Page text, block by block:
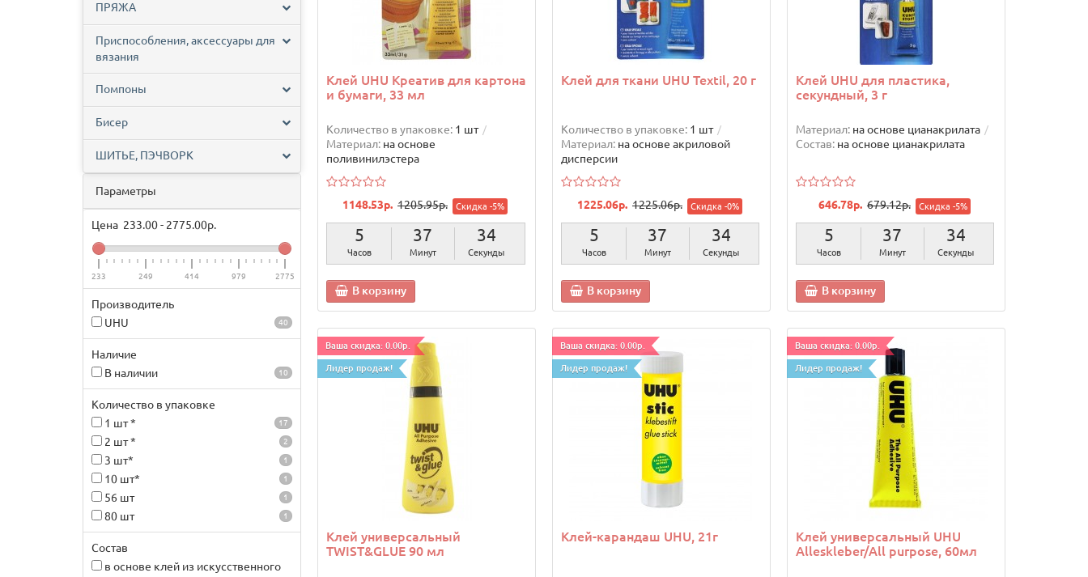
ПРЯЖА
Приспособления, аксессуары для
вязания
Помпоны
Бисер
ШИТЬЕ, ПЭЧВОРК
Параметры
Цена 233.00- 2775.00р.
233 249 414 979 2775
Производитель
UHU
40
Наличие
В наличии
10
Количество в упаковке
1 шт *
17
2 шт * 2
3 шт* 1
10 шт* 1
56 шт 1
80 шт 1
Состав
в основе клей из искусственного
Клей UHU Креатив для картона
и бумаги, 33 мл
Количество в упаковке: 1 шт
Материал: на основе
поливинилэстера
1148.53р. 1205.95р. Скидка -5%
5
Часов
37
Минут
32
Секунды
В корзину
Клей для ткани UHU Textil, 20 г
Количество в упаковке: 1 шт
Материал: на основе акриловой
дисперсии
1225.06р. 1225.06р. Скидка -0%
5
Часов
37
Минут
32
Секунды
В корзину
Клей UHU для пластика,
секундный, 3 г
Материал: на основе цианакрилата
Состав: на основе цианакрилата
646.78р. 679.12р. Скидка -5%
5
Часов
37
Минут
32
Секунды
В корзину
Ваша скидка: 0.00р.
Лидер продаж!
Клeй универсальный
TWIST&GLUE 90 мл
Ваша скидка: 0.00р.
Лидер продаж!
Клей-карандаш UHU, 21г
Ваша скидка: 0.00р.
Лидер продаж!
Клей универсальный UHU
Alleskleber/All purpose, 60мл